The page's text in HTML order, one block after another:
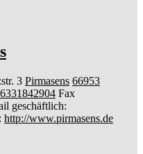
3 Pirmasens 66953
Fax
geschäftlich:
: http://www.pirmasens.de